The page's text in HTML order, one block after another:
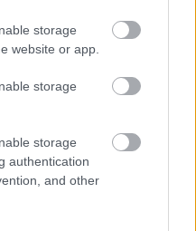
storage
website or app.
storage
storage
authentication
and other
Donald